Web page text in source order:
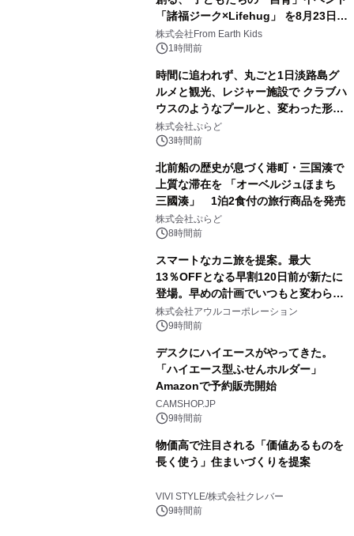
「諸福ジーク×Lifehug」 を8月23日
(日)開催
株式会社From Earth Kids
1時間前
時間に追われず、丸ごと1日淡路島グ
ルメと観光、レジャー施設で クラブハ
ウスのようなプールと、変わった形の
サウナも 「THE BOXY AWAJI」のお
得な素泊まり連泊プランで
株式会社ぷらど
3時間前
北前船の歴史が息づく港町・三国湊で
上質な滞在を 「オーベルジュほまち
三國湊」 1泊2食付の旅行商品を発売
株式会社ぷらど
8時間前
スマートなカニ旅を提案。最大
13％OFFとなる早割120日前が新たに
登場。早めの計画でいつもと変わらぬ
大人の冬旅を。ー夕日ヶ浦温泉「佳松
苑 別邸ふうか」ー
株式会社アウルコーポレーション
9時間前
デスクにハイエースがやってきた。
「ハイエース型ふせんホルダー」
Amazonで予約販売開始
CAMSHOP.JP
9時間前
物価高で注目される「価値あるものを
長く使う」住まいづくりを提案
VIVI STYLE/株式会社クレバー
9時間前